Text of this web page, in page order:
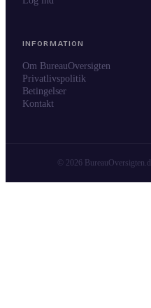
INFORMATION
Om BureauOversigten
Privatlivspolitik
Betingelser
Kontakt
© 2026